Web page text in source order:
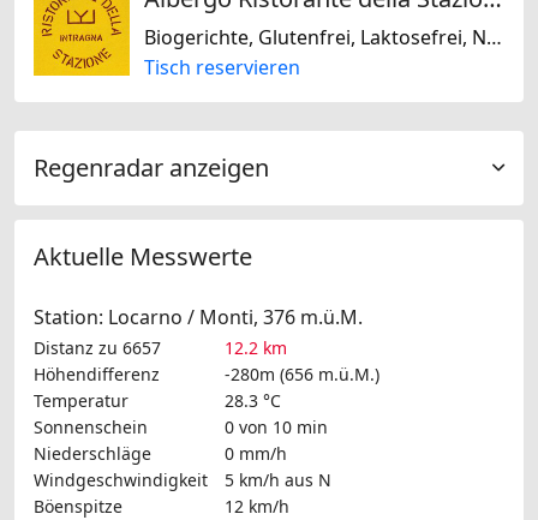
Biogerichte, Glutenfrei, Laktosefrei, Nussfrei, Sojafrei, Mediterran, Französisch, Italienisch, Regional, Schweizerisch
Tisch reservieren
Regenradar anzeigen
Aktuelle Messwerte
Station: Locarno / Monti, 376 m.ü.M.
Distanz zu 6657
12.2 km
Höhendifferenz
-280m (656 m.ü.M.)
Temperatur
28.3 °C
Sonnenschein
0 von 10 min
Niederschläge
0 mm/h
Windgeschwindigkeit
5 km/h aus N
Böenspitze
12 km/h